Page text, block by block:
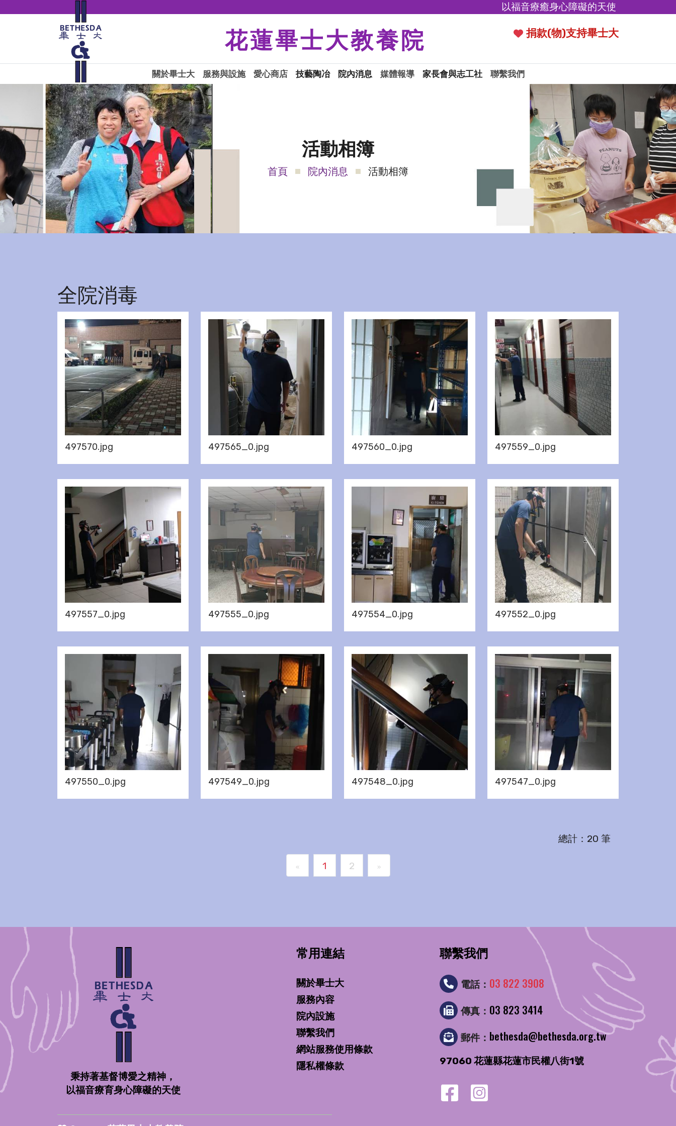
以福音療癒身心障礙的天使
花蓮畢士大教養院 捐款(物)支持畢士大
關於畢士大 服務與設施 愛心商店 技藝陶冶 院內消息 媒體報導 家長會與志工社 聯繫我們
活動相簿
首頁 院內消息 活動相簿
全院消毒
497570.jpg 497565_0.jpg 497560_0.jpg 497559_0.jpg
497557_0.jpg 497555_0.jpg 497554_0.jpg 497552_0.jpg
497550_0.jpg 497549_0.jpg 497548_0.jpg 497547_0.jpg
總計：20 筆
« 1 2 »
秉持著基督博愛之精神，
以福音療育身心障礙的天使
常用連結
關於畢士大
服務內容
院內設施
聯繫我們
網站服務使用條款
隱私權條款
聯繫我們
電話： 03 822 3908
傳真： 03 823 3414
郵件： bethesda@bethesda.org.tw
97060 花蓮縣花蓮市民權八街1號